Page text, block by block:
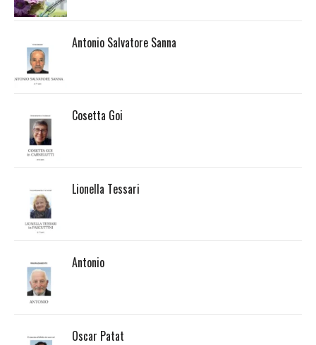
Antonio Salvatore Sanna
Cosetta Goi
Lionella Tessari
Antonio
Oscar Patat